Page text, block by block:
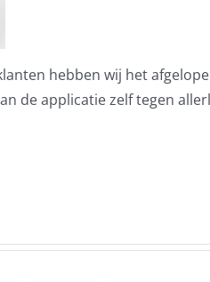
hebben wij het
de applicatie zelf tegen